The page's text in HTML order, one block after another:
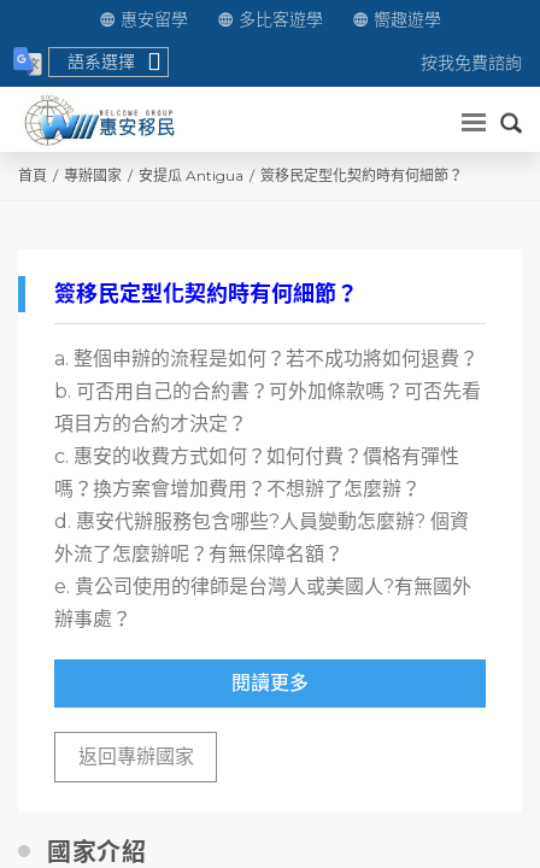
惠安留學 多比客遊學
嚮趣遊學
語系選擇
按我免費諮詢
送出
首頁 專辦國家 安提瓜 Antigua 簽移民定型化契約時有何細節？
國家介紹
簽移民定型化契約時有何細節？
a. 整個申辦的流程是如何？若不成功將如何退費？
b. 可否用自己的合約書？可外加條款嗎？可否先看
項目方的合約才決定？
c. 惠安的收費方式如何？如何付費？價格有彈性
嗎？換方案會增加費用？不想辦了怎麼辦？
d. 惠安代辦服務包含哪些?人員變動怎麼辦? 個資
外流了怎麼辦呢？有無保障名額？
e. 貴公司使用的律師是台灣人或美國人?有無國外
辦事處？
閱讀更多
返回專辦國家